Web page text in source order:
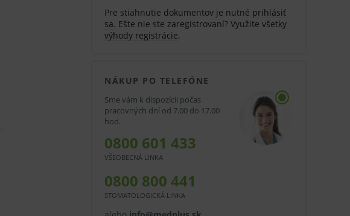
Pre stiahnutie dokumentov je nutné prihlásiť
sa. Ešte nie ste zaregistrovaní? Využite všetky
výhody registrácie.
NÁKUP PO TELEFÓNE
Sme vám k dispozícii počas
pracovných dní od 7.00 do 17.00
hod.
0800 601 433
VŠEOBECNÁ LINKA
0800 800 441
STOMATOLOGICKÁ LINKA